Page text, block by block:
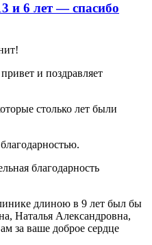
и 6 лет — спасибо
и поздравляет
столько лет были
благодарность
длиною в 9 лет был бы
Наталья Александровна,
за ваше доброе сердце